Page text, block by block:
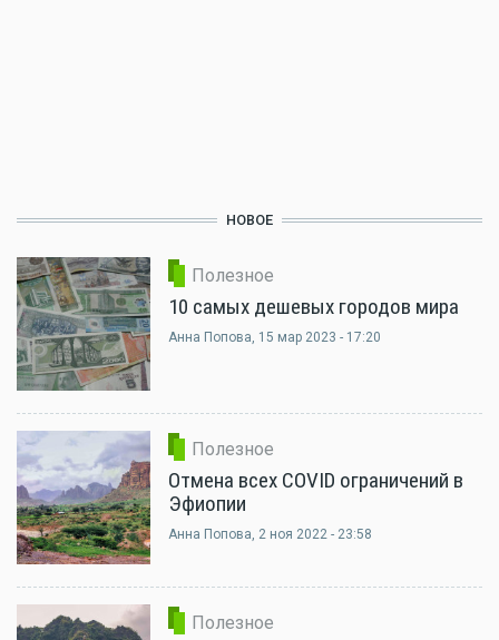
НОВОЕ
Полезное
10 самых дешевых городов мира
Анна Попова, 15 мар 2023 - 17:20
Полезное
Отмена всех COVID ограничений в
Эфиопии
Анна Попова, 2 ноя 2022 - 23:58
Полезное